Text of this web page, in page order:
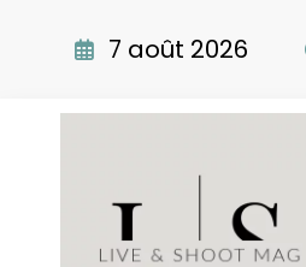
7 août 2026